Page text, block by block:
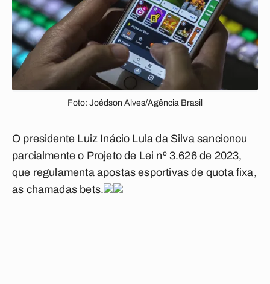
Foto: Joédson Alves/Agência Brasil
O presidente Luiz Inácio Lula da Silva sancionou
parcialmente o Projeto de Lei nº 3.626 de 2023,
que regulamenta apostas esportivas de quota fixa,
as chamadas bets.